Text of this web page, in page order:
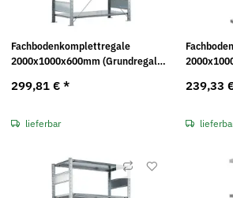
Fachbodenkomplettregale
2000x1000x600mm (Grundregal)
299,81 € *
lieferbar
239,33